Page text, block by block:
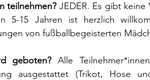
teilnehmen? JEDER. Es gibt
5-15 Jahren ist herzlich
von fußballbegeisterten
geboten? Alle
ausgestattet (Trikot, Hose